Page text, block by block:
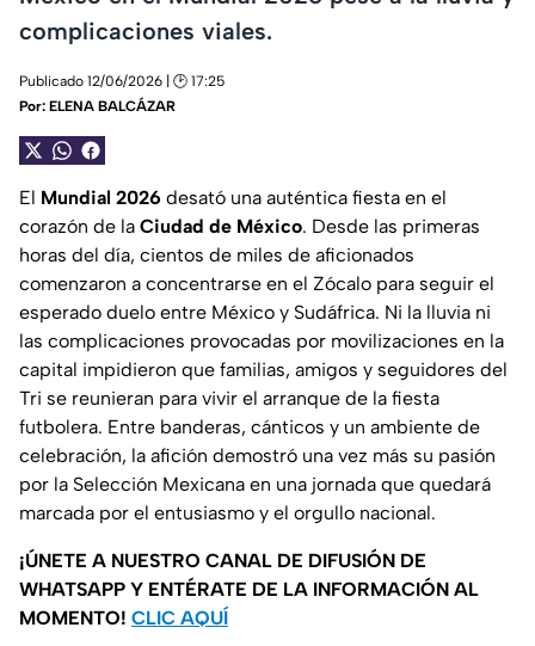
complicaciones viales.
Publicado 12/06/2026 | 🕑 17:25
Por: ELENA BALCÁZAR
El Mundial 2026 desató una auténtica fiesta en el
corazón de la Ciudad de México. Desde las primeras
horas del día, cientos de miles de aficionados
comenzaron a concentrarse en el Zócalo para seguir el
esperado duelo entre México y Sudáfrica. Ni la lluvia ni
las complicaciones provocadas por movilizaciones en la
capital impidieron que familias, amigos y seguidores del
Tri se reunieran para vivir el arranque de la fiesta
futbolera. Entre banderas, cánticos y un ambiente de
celebración, la afición demostró una vez más su pasión
por la Selección Mexicana en una jornada que quedará
marcada por el entusiasmo y el orgullo nacional.
¡ÚNETE A NUESTRO CANAL DE DIFUSIÓN DE
WHATSAPP Y ENTÉRATE DE LA INFORMACIÓN AL
MOMENTO! CLIC AQUÍ